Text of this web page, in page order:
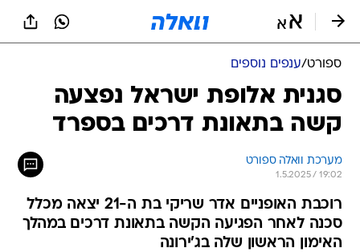
ספורט/ענפים נוספים
סגנית אלופת ישראל נפצעה
קשה בתאונת דרכים בספרד
מערכת וואלה ספורט
1.5.2025 / 19:02
רוכבת האופניים אדר שריקי בת ה-21 יצאה מכלל
סכנה לאחר הפגיעה הקשה בתאונת דרכים במהלך
האימון הראשון שלה בג'ירונה